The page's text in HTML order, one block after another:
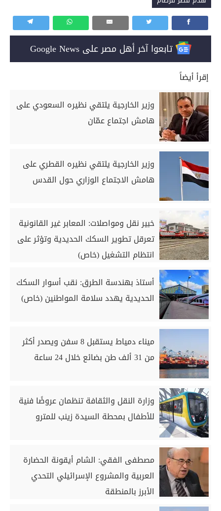
تابعوا آخر أهل مصر على Google News
إقرأ أيضاً
وزير الخارجية يلتقي نظيره السعودي على
هامش اجتماع عمّان
وزير الخارجية يلتقي نظيره القطري على
هامش الاجتماع الوزاري حول القدس
خبير نقل ومواصلات: المعابر غير القانونية
تعرقل تطوير السكك الحديدية وتؤثر على
انتظام التشغيل (خاص)
أستاذ بهندسة الطرق: نقب أسوار السكك
الحديدية يهدد سلامة المواطنين (خاص)
ميناء دمياط يستقبل 8 سفن ويصدر أكثر
من 31 ألف طن بضائع خلال 24 ساعة
وزارة النقل والثقافة تنظمان عروضًا فنية
للأطفال بمحطة السيدة زينب للمترو
مصطفى الفقي: الشام أيقونة الحضارة
العربية والمشروع الإسرائيلي التحدي
الأبرز بالمنطقة